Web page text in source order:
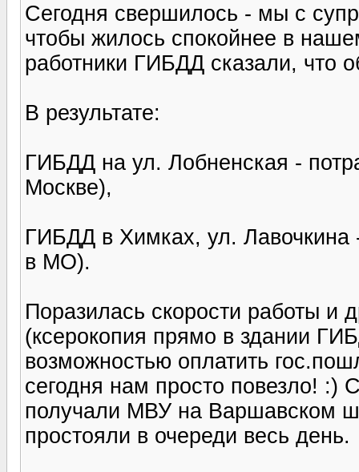
Сегодня свершилось - мы с
чтобы жилось спокойнее в
работники ГИБДД сказали, что
В результате:
ГИБДД на ул. Лобненская -
Москве),
ГИБДД в Химках, ул. Лавочкина
в МО).
Поразилась скорости работы и
(ксерокопия прямо в здании
возможностью оплатить
сегодня нам просто повезло!
получали МВУ на Варшавском
простояли в очереди весь день.